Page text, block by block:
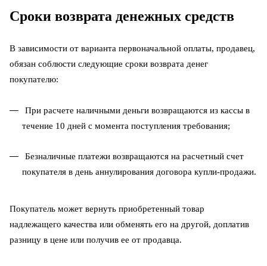
Сроки возврата денежных средств
В зависимости от варианта первоначальной оплаты, продавец,
обязан соблюсти следующие сроки возврата денег
покупателю:
При расчете наличными деньги возвращаются из кассы в
течение 10 дней с момента поступления требования;
Безналичные платежи возвращаются на расчетный счет
покупателя в день аннулирования договора купли-продажи.
Покупатель может вернуть приобретенный товар
надлежащего качества или обменять его на другой, доплатив
разницу в цене или получив ее от продавца.